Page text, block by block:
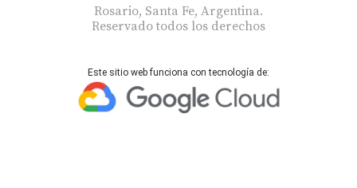
Rosario, Santa Fe, Argentina.
Reservado todos los derechos
Este sitio web funciona con tecnología de: